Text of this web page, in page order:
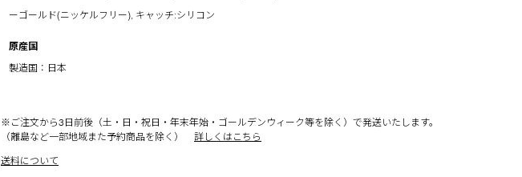
ーゴールド(ニッケルフリー), キャッチ:シリコン
原産国
製造国：日本
※ご注文から3日前後（土・日・祝日・年末年始・ゴールデンウィーク等を除く）で発送いたします。
（離島など一部地域また予約商品を除く）
詳しくはこちら
送料について